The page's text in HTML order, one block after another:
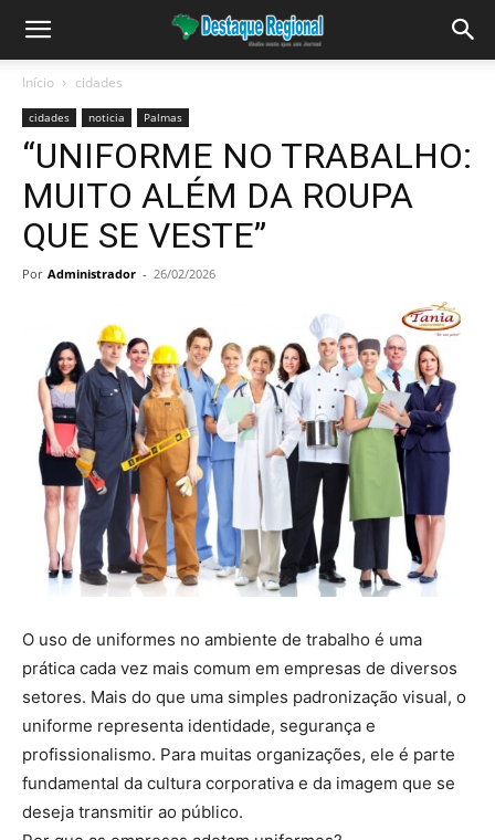
Início cidades
cidades noticia Palmas
“UNIFORME NO TRABALHO:
MUITO ALÉM DA ROUPA
QUE SE VESTE”
Por Administrador - 26/02/2026
O uso de uniformes no ambiente de trabalho é uma
prática cada vez mais comum em empresas de diversos
setores. Mais do que uma simples padronização visual, o
uniforme representa identidade, segurança e
profissionalismo. Para muitas organizações, ele é parte
fundamental da cultura corporativa e da imagem que se
deseja transmitir ao público.